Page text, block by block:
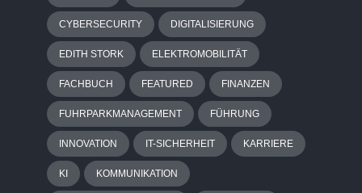
CYBERSECURITY DIGITALISIERUNG
EDITH STORK ELEKTROMOBILITÄT
FACHBUCH FEATURED FINANZEN
FUHRPARKMANAGEMENT FÜHRUNG
INNOVATION IT-SICHERHEIT KARRIERE
KI KOMMUNIKATION